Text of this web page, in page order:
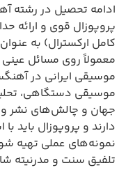
ادامه تحصیل در رشته
پروپوزال قوی و ارائه
کامل ارکسترال) به
معمولاً روی مسائل
موسیقی ایرانی در
موسیقی دستگاهی،
جهان و چالش‌های نشر و
دارند و پروپوزال باید
نمونه‌های عملی تهیه
تلفیق سنت و مدرنیته